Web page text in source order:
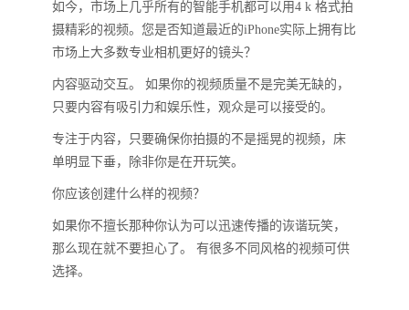
如今，市场上几乎所有的智能手机都可以用4 k 格式拍
摄精彩的视频。您是否知道最近的iPhone实际上拥有比
市场上大多数专业相机更好的镜头？
内容驱动交互。 如果你的视频质量不是完美无缺的，
只要内容有吸引力和娱乐性，观众是可以接受的。
专注于内容，只要确保你拍摄的不是摇晃的视频，床
单明显下垂，除非你是在开玩笑。
你应该创建什么样的视频？
如果你不擅长那种你认为可以迅速传播的诙谐玩笑，
那么现在就不要担心了。 有很多不同风格的视频可供
选择。